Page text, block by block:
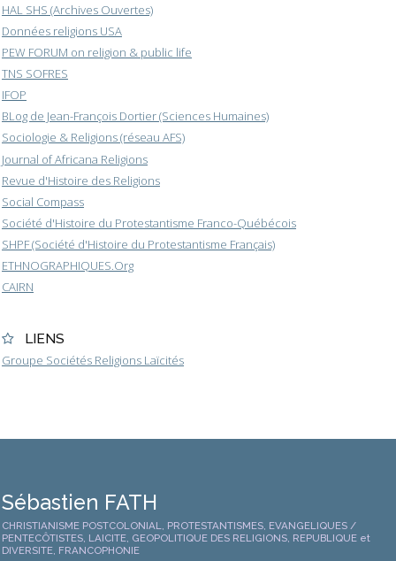
HAL SHS (Archives Ouvertes)
Données religions USA
PEW FORUM on religion & public life
TNS SOFRES
IFOP
BLog de Jean-François Dortier (Sciences Humaines)
Sociologie & Religions (réseau AFS)
Journal of Africana Religions
Revue d'Histoire des Religions
Social Compass
Société d'Histoire du Protestantisme Franco-Québécois
SHPF (Société d'Histoire du Protestantisme Français)
ETHNOGRAPHIQUES.Org
CAIRN
LIENS
Groupe Sociétés Religions Laïcités
Sébastien FATH
CHRISTIANISME POSTCOLONIAL, PROTESTANTISMES, EVANGELIQUES /
PENTECÔTISTES, LAICITE, GEOPOLITIQUE DES RELIGIONS, REPUBLIQUE et
DIVERSITE, FRANCOPHONIE